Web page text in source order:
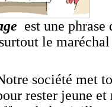
est une phrase
le
société met
rester jeune et